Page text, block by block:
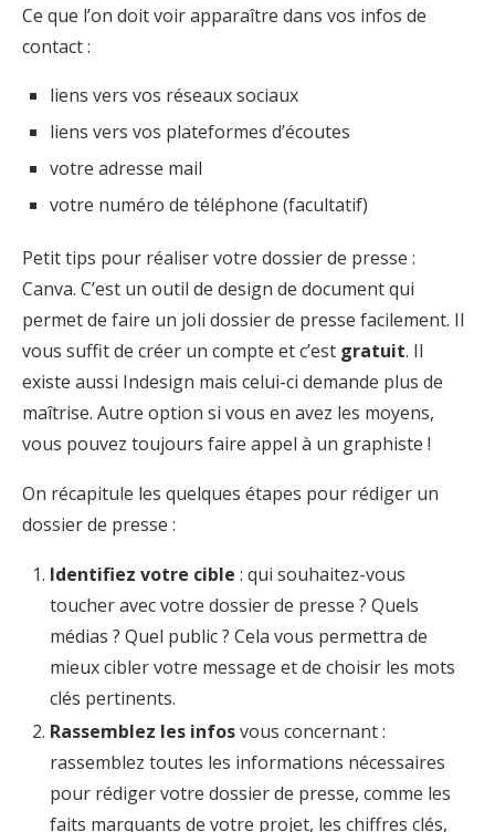
Ce que l’on doit voir apparaître dans vos infos de
contact :
liens vers vos réseaux sociaux
liens vers vos plateformes d’écoutes
votre adresse mail
votre numéro de téléphone (facultatif)
Petit tips pour réaliser votre dossier de presse :
Canva. C’est un outil de design de document qui
permet de faire un joli dossier de presse facilement. Il
vous suffit de créer un compte et c’est gratuit. Il
existe aussi Indesign mais celui-ci demande plus de
maîtrise. Autre option si vous en avez les moyens,
vous pouvez toujours faire appel à un graphiste !
On récapitule les quelques étapes pour rédiger un
dossier de presse :
Identifiez votre cible : qui souhaitez-vous
toucher avec votre dossier de presse ? Quels
médias ? Quel public ? Cela vous permettra de
mieux cibler votre message et de choisir les mots
clés pertinents.
Rassemblez les infosvous concernant :
rassemblez toutes les informations nécessaires
pour rédiger votre dossier de presse, comme les
faits marquants de votre projet, les chiffres clés,